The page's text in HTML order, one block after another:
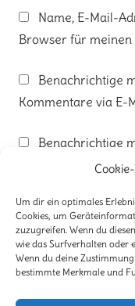
Um dir ein optimales
Cookies, um
zuzugreifen. Wenn du
wie das Surfverhalten oder
Wenn du deine
bestimmte Merkmale und
Name, E-Mail-
Browser für
Benachrichtige
Kommentare via E-
Benachrichtige